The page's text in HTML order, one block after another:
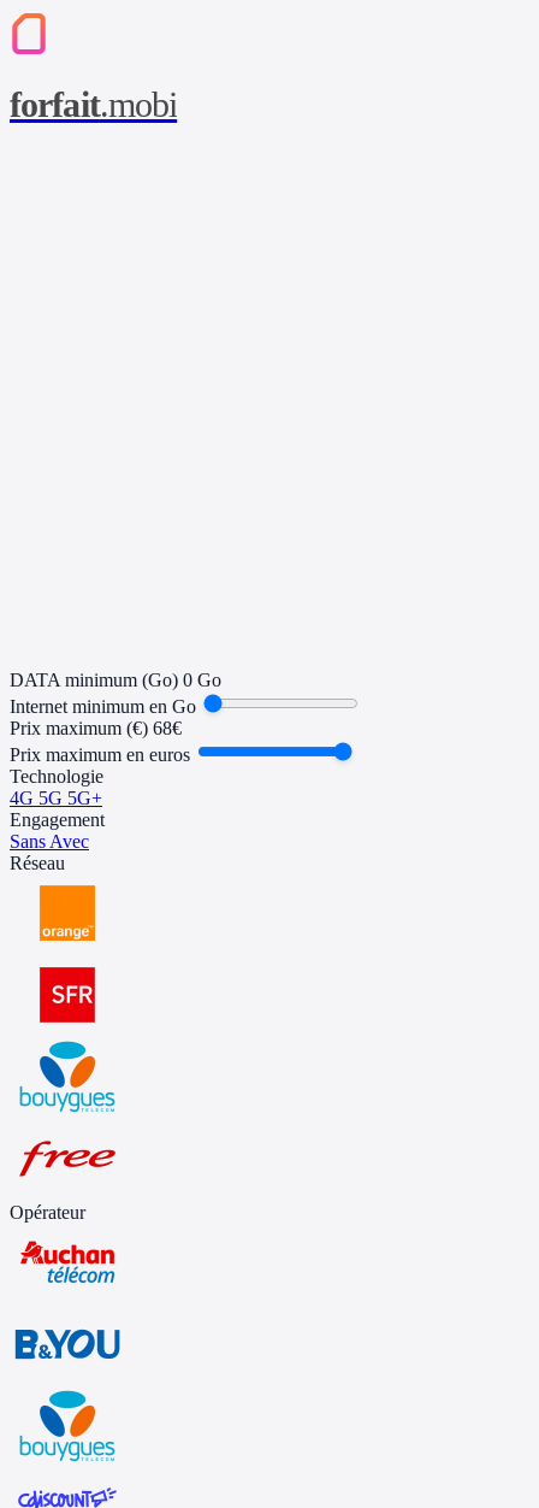
forfait.mobi
DATA minimum (Go) 0 Go
Internet minimum en Go
Prix maximum (€) 68€
Prix maximum en euros
Technologie
4G 5G 5G+
Engagement
Sans Avec
Réseau
Opérateur